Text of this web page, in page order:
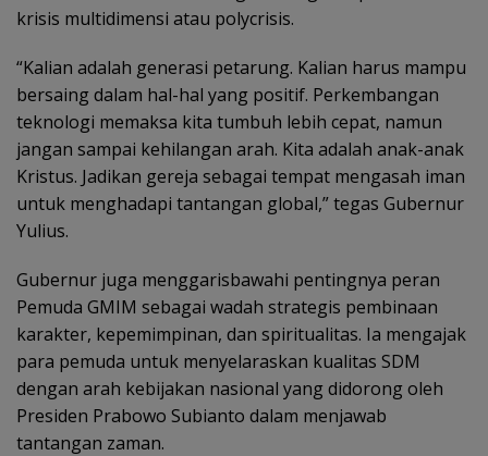
krisis multidimensi atau polycrisis.
“Kalian adalah generasi petarung. Kalian harus mampu
bersaing dalam hal-hal yang positif. Perkembangan
teknologi memaksa kita tumbuh lebih cepat, namun
jangan sampai kehilangan arah. Kita adalah anak-anak
Kristus. Jadikan gereja sebagai tempat mengasah iman
untuk menghadapi tantangan global,” tegas Gubernur
Yulius.
Gubernur juga menggarisbawahi pentingnya peran
Pemuda GMIM sebagai wadah strategis pembinaan
karakter, kepemimpinan, dan spiritualitas. Ia mengajak
para pemuda untuk menyelaraskan kualitas SDM
dengan arah kebijakan nasional yang didorong oleh
Presiden Prabowo Subianto dalam menjawab
tantangan zaman.